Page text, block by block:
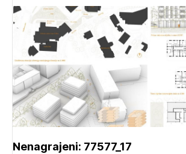
Nenagrajeni: 77577_17